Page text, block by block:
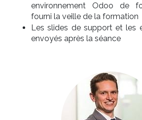
environnement Odoo de
fourni la veille de la formation
Les slides de support et les
envoyés après la séance